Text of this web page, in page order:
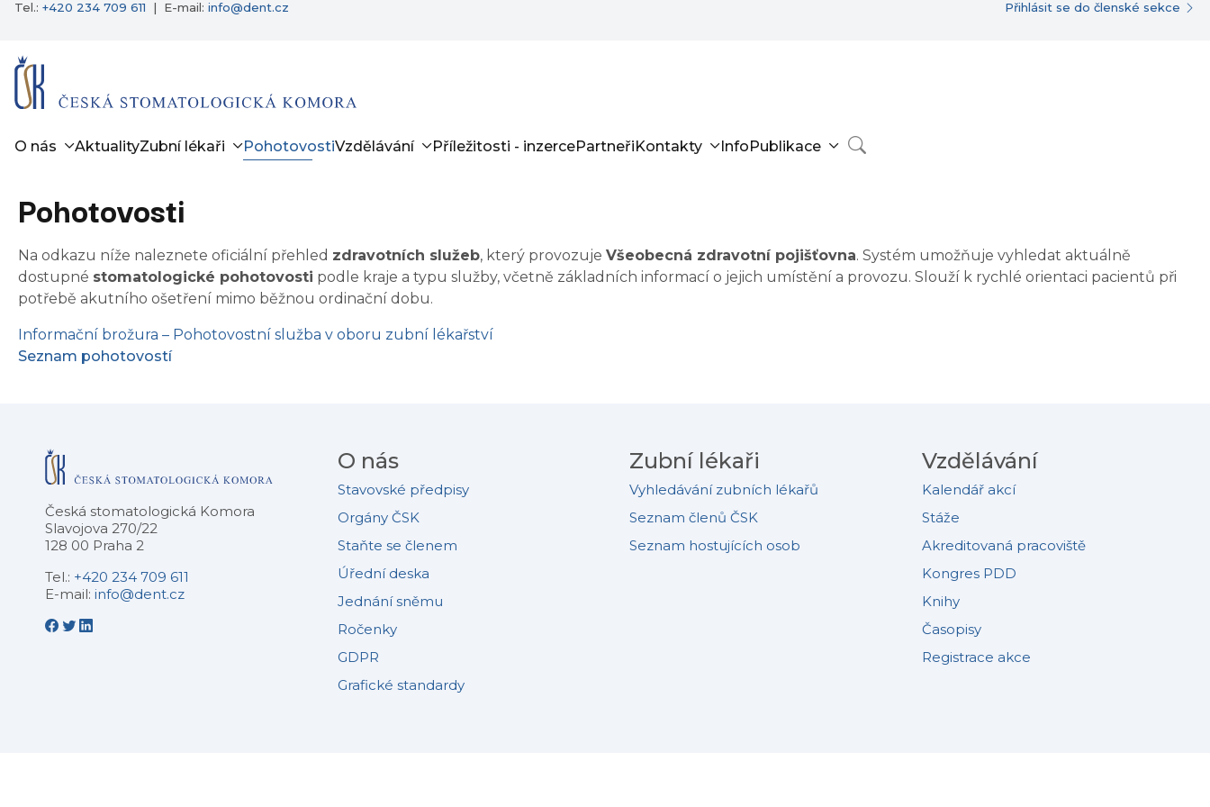
Tel.: +420 234 709 611 | E-mail: info@dent.cz Přihlásit se do členské sekce
O nás AktualityZubní lékaři PohotovostiVzdělávání Příležitosti - inzercePartneřiKontakty InfoPublikace
Pohotovosti
Na odkazu níže naleznete oficiální přehled zdravotních služeb, který provozuje Všeobecná zdravotní pojišťovna. Systém umožňuje vyhledat aktuálně
dostupné stomatologické pohotovosti podle kraje a typu služby, včetně základních informací o jejich umístění a provozu. Slouží k rychlé orientaci pacientů při
potřebě akutního ošetření mimo běžnou ordinační dobu.
Informační brožura – Pohotovostní služba v oboru zubní lékařství
Seznam pohotovostí
Česká stomatologická Komora
Slavojova 270/22
128 00 Praha 2
Tel.: +420 234 709 611
E-mail: info@dent.cz
O nás
Stavovské předpisy
Orgány ČSK
Staňte se členem
Úřední deska
Jednání sněmu
Ročenky
GDPR
Grafické standardy
Zubní lékaři
Vyhledávání zubních lékařů
Seznam členů ČSK
Seznam hostujících osob
Vzdělávání
Kalendář akcí
Stáže
Akreditovaná pracoviště
Kongres PDD
Knihy
Časopisy
Registrace akce